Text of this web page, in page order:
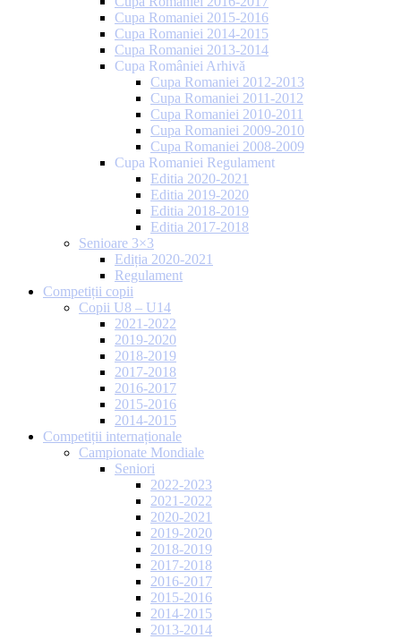
Cupa Romaniei 2015-2016
Cupa Romaniei 2014-2015
Cupa Romaniei 2013-2014
Cupa României Arhivă
Cupa Romaniei 2012-2013
Cupa Romaniei 2011-2012
Cupa Romaniei 2010-2011
Cupa Romaniei 2009-2010
Cupa Romaniei 2008-2009
Cupa Romaniei Regulament
Editia 2020-2021
Editia 2019-2020
Editia 2018-2019
Editia 2017-2018
Senioare 3×3
Ediția 2020-2021
Regulament
Competiții copii
Copii U8 – U14
2021-2022
2019-2020
2018-2019
2017-2018
2016-2017
2015-2016
2014-2015
Competiții internaționale
Campionate Mondiale
Seniori
2022-2023
2021-2022
2020-2021
2019-2020
2018-2019
2017-2018
2016-2017
2015-2016
2014-2015
2013-2014